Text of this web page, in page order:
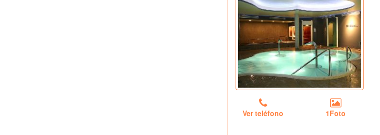
Ver teléfono 1Foto